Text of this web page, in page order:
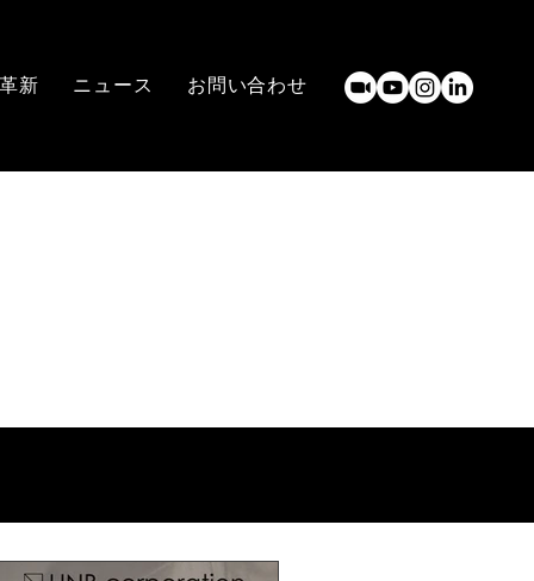
革新 ニュース お問い合わせ